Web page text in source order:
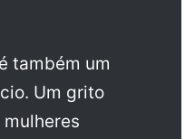
também um
Um grito